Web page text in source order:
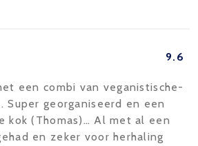
9.6
een combi van veganistische-
Super georganiseerd en een
kok (Thomas)… Al met al een
en zeker voor herhaling